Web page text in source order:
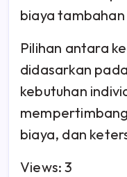
biaya
Pilihan antara
didasarkan
kebutuhan
biaya, dan
Views: 3